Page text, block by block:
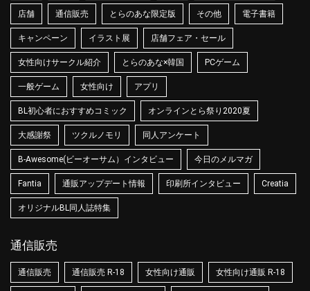
店舗 通信販売 とらのあな限定版 その他 電子書籍
キャンペーン イラスト展 店舗フェア・セール
女性向けサークル紹介 とらのあな×韓国 PCゲーム
一般ゲーム 女性向け アプリ
BL初心者におすすめコミック オンラインとら祭り2020夏
大感謝祭 ツクルノモリ 同人アンケート
B-Awesome(ビーオーサム）インタビュー 今日のメルマガ
Fantia 通販アップデート情報 印刷所インタビュー Creatia
オリジナルBL同人誌特集
通信販売
通信販売 通信販売 R-18 女性向け通販 女性向け通販 R-18